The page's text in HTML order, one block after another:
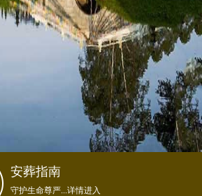
安葬指南
守护生命尊严...详情进入